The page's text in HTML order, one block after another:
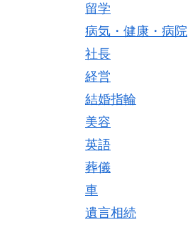
留学
病気・健康・病院
社長
経営
結婚指輪
美容
英語
葬儀
車
遺言相続